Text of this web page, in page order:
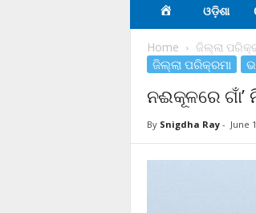
ଓଡ଼ିଶା
Home ଜିଲ୍ଲା
ଜିଲ୍ଲା ପରିକ୍ରମା
ନଈକୂଳରେ ଗାଁ’
By Snigdha Ray- June